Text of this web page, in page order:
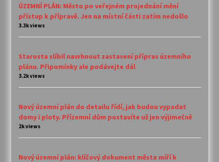
ÚZEMNÍ PLÁN: Město po veřejném projednání mění
přístup k přípravě. Jen na místní části zatím nedošlo
3.3k views
Starosta slíbil navrhnout zastavení příprav územního
plánu. Připomínky ale podávejte dál
3.2k views
Nový územní plán do detailu řídí, jak budou vypadat
domy i ploty. Přízemní dům postavíte už jen výjimečně
2k views
Nový územní plán: klíčový dokument města míří k